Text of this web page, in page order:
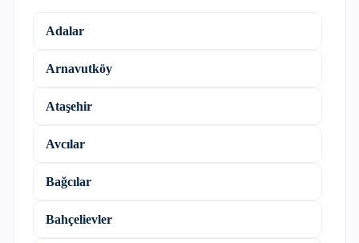
Adalar
Arnavutköy
Ataşehir
Avcılar
Bağcılar
Bahçelievler